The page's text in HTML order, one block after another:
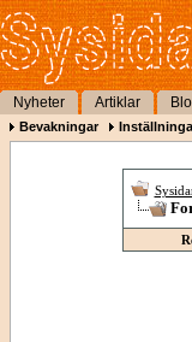
Nyheter Artiklar
Bevakningar